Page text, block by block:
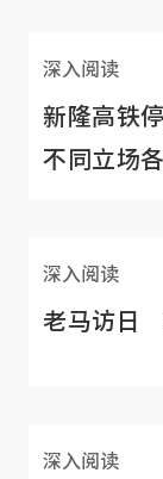
深入阅读
新隆高铁
不同立场
深入阅读
老马访日
深入阅读